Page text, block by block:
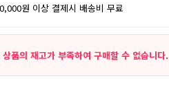
원 이상 결제시 배송비 무료
상품의 재고가 부족하여 구매할 수 없습니다.